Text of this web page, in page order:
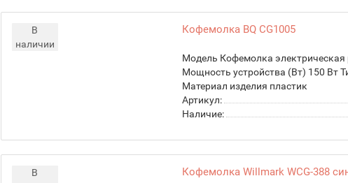
В
наличии
Кофемолка BQ CG1005
Модель Кофемолка электрическая
Мощность устройства (Вт) 150 Вт
Материал изделия пластик
Артикул:
Наличие:
В
Кофемолка Willmark WCG-388